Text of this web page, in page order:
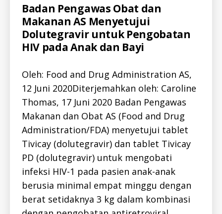
Categories
A
L
L
-
D
H
-
D
N
E
W
S
-
D
Badan Pengawas Obat dan
Makanan AS Menyetujui
Dolutegravir untuk Pengobatan
HIV pada Anak dan Bayi
Oleh: Food and Drug Administration AS,
12 Juni 2020Diterjemahkan oleh: Caroline
Thomas, 17 Juni 2020 Badan Pengawas
Makanan dan Obat AS (Food and Drug
Administration/FDA) menyetujui tablet
Tivicay (dolutegravir) dan tablet Tivicay
PD (dolutegravir) untuk mengobati
infeksi HIV-1 pada pasien anak-anak
berusia minimal empat minggu dengan
berat setidaknya 3 kg dalam kombinasi
f
d
a